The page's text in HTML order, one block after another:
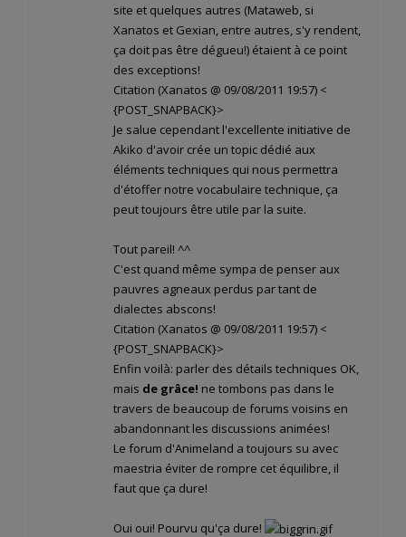
site et quelques autres (Mataweb, si
Xanatos et Gexian, entre autres, s'y rendent,
ça doit pas être dégueu!) étaient à ce point
des exceptions!
Citation (Xanatos @ 09/08/2011 19:57) <
{POST_SNAPBACK}>
Je salue cependant l'excellente initiative de
Akiko d'avoir crée un topic dédié aux
éléments techniques qui nous permettra
d'étoffer notre vocabulaire technique, ça
peut toujours être utile par la suite.
Tout pareil! ^^
C'est quand même sympa de penser aux
pauvres agneaux perdus par tant de
dialectes abscons!
Citation (Xanatos @ 09/08/2011 19:57) <
{POST_SNAPBACK}>
Enfin voilà: parler des détails techniques OK,
mais de grâce! ne tombons pas dans le
travers de beaucoup de forums voisins en
abandonnant les discussions animées!
Le forum d'Animeland a toujours su avec
maestria éviter de rompre cet équilibre, il
faut que ça dure!
Oui oui! Pourvu qu'ça dure!